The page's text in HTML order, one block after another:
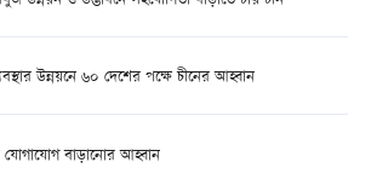
উন্নয়নে ৬০ দেশের পক্ষে চীনের আহ্বান
যোগাযোগ বাড়ানোর আহ্বান